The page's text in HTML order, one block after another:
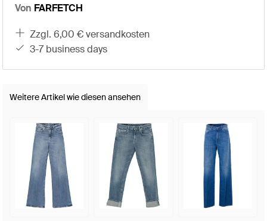
Von FARFETCH
zzgl. 6,00 € versandkosten
3-7 business days
Weitere Artikel wie diesen ansehen